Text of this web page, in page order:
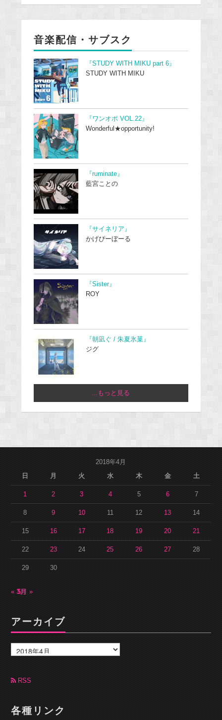
音楽配信・サブスク
『STUDY WITH MIKU part 6』
STUDY WITH MIKU
『ワンオポ VOL.22』
Wonderful★opportunity!
『ruminate』
藍宮ことの
『サイネリア』
かげぴーぼーる
『Sister』
ROY
『朝凪ぐ / 朱夏氷菓』
ジグ
...もっと見る
2018年4月
日
月 火 水 木 金 土
1 2 3 4 5 6 7
8 9 10 11 12 13 14
15 16 17 18 19 20 21
22 23 24 25 26 27 28
29 30
« 3月5月 »
アーカイブ
ー
カ
ブ RSS
各種リンク